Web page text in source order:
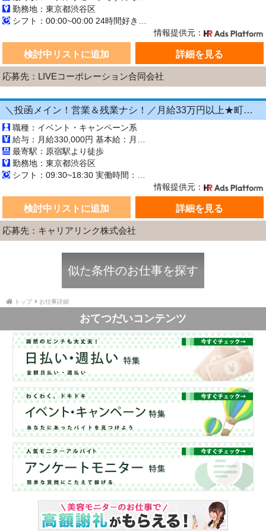
勤務地：東京都渋谷区
情報提供元：
検討中リストに追加 詳細を見る
応募先：LIVEコーポレーション合同会社
＼投函メイン！営業＆残業ナシ！／月給33万円以上★町歩きをしながら投函♪20～50代活...
職種：イベント・キャンペーン系
最寄駅：原宿駅より徒歩
勤務地：東京都渋谷区
情報提供元：
検討中リストに追加 詳細を見る
応募先：キャリアリンク株式会社
似た条件のお仕事を探す
トップ お仕事詳細
おてつだいコンテンツ